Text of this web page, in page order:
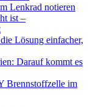
Lenkrad notieren
ist –
Lösung einfacher,
Darauf kommt es
Brennstoffzelle im